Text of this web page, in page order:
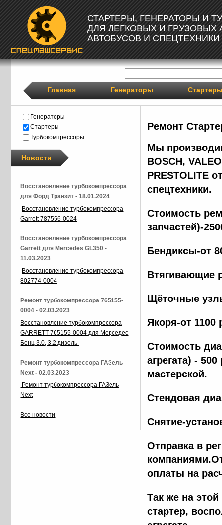
СТАРТЕРЫ, ГЕНЕРАТОРЫ И
ДЛЯ ЛЕГКОВЫХ И ГРУЗОВЫХ
АВТОБУСОВ И СПЕЦТЕХНИКИ
Главная Генераторы Стартеры
Ремонт
Мы
BOSCH,
PRESTOLITE
спецтехники.
Стоимость
запчастей)-
Бендиксы-от
Втягивающие
Щёточные
Якоря-от 1100
Стоимость
агрегата) -
мастерской.
Стендовая
Снятие-
Отправка в
оплаты на
Так же на
стартер,
Генераторы
Стартеры
Турбокомпрессоры
Новости
Восстановление турбокомпрессора
для Форд Транзит - 18.01.2024
Восстановление турбокомпрессора
Garrett 787556-0024
Восстановление турбокомпрессора
Garrett для Mercedes GL350 -
11.03.2023
Восстановление турбокомпрессора
802774-0004
Ремонт турбокомпрессора 765155-
0004 - 02.03.2023
Восстановление турбокомпрессора
GARRETT 765155-0004 для Мерседес
Бенц 3.0, 3.2 дизель
Ремонт турбокомпрессора ГАЗель
Next - 02.03.2023
Ремонт турбокомпрессора ГАЗель
Next
Все новости